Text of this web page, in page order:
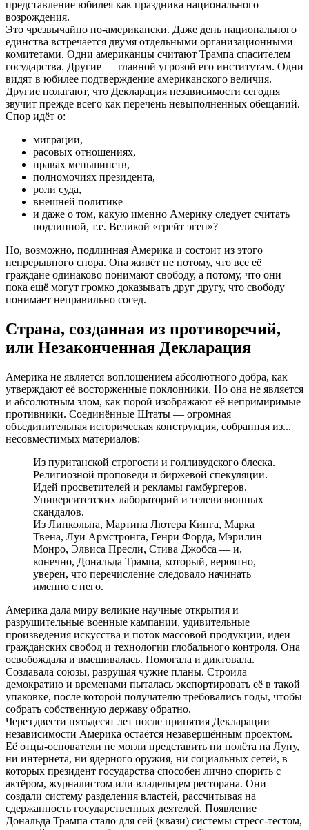
представление юбилея как праздника национального
возрождения.
Это чрезвычайно по-американски. Даже день национального
единства встречается двумя отдельными организационными
комитетами. Одни американцы считают Трампа спасителем
государства. Другие — главной угрозой его институтам. Одни
видят в юбилее подтверждение американского величия.
Другие полагают, что Декларация независимости сегодня
звучит прежде всего как перечень невыполненных обещаний.
Спор идёт о:
миграции,
расовых отношениях,
правах меньшинств,
полномочиях президента,
роли суда,
внешней политике
и даже о том, какую именно Америку следует считать
подлинной, т.е. Великой «грейт эген»?
Но, возможно, подлинная Америка и состоит из этого
непрерывного спора. Она живёт не потому, что все её
граждане одинаково понимают свободу, а потому, что они
пока ещё могут громко доказывать друг другу, что свободу
понимает неправильно сосед.
Страна, созданная из противоречий,
или Незаконченная Декларация
Америка не является воплощением абсолютного добра, как
утверждают её восторженные поклонники. Но она не является
и абсолютным злом, как порой изображают её непримиримые
противники. Соединённые Штаты — огромная
объединительная историческая конструкция, собранная из...
несовместимых материалов:
Из пуританской строгости и голливудского блеска.
Религиозной проповеди и биржевой спекуляции.
Идей просветителей и рекламы гамбургеров.
Университетских лабораторий и телевизионных
скандалов.
Из Линкольна, Мартина Лютера Кинга, Марка
Твена, Луи Армстронга, Генри Форда, Мэрилин
Монро, Элвиса Пресли, Стива Джобса — и,
конечно, Дональда Трампа, который, вероятно,
уверен, что перечисление следовало начинать
именно с него.
Америка дала миру великие научные открытия и
разрушительные военные кампании, удивительные
произведения искусства и поток массовой продукции, идеи
гражданских свобод и технологии глобального контроля. Она
освобождала и вмешивалась. Помогала и диктовала.
Создавала союзы, разрушая чужие планы. Строила
демократию и временами пыталась экспортировать её в такой
упаковке, после которой получателю требовались годы, чтобы
собрать собственную державу обратно.
Через двести пятьдесят лет после принятия Декларации
независимости Америка остаётся незавершённым проектом.
Её отцы-основатели не могли представить ни полёта на Луну,
ни интернета, ни ядерного оружия, ни социальных сетей, в
которых президент государства способен лично спорить с
актёром, журналистом или владельцем ресторана. Они
создали систему разделения властей, рассчитывая на
сдержанность государственных деятелей. Появление
Дональда Трампа стало для сей (квази) системы стресс-тестом,